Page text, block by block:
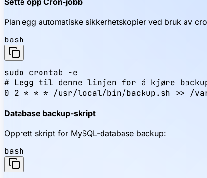
Planlegg automatiske sikkerhetskopier ved bruk av
bash
sudo crontab -e
# Legg til denne linjen for å kjøre
0 2 * * * /usr/local/bin/backup.sh >> /
Database backup-skript
Opprett skript for MySQL-database backup:
bash